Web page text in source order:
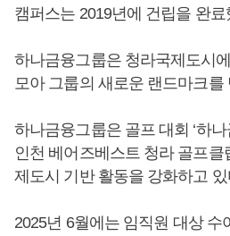
캠퍼스는 2019년에 건립을 완료
하나금융그룹은 청라국제도시
모아 그룹의 새로운 랜드마크를
하나금융그룹은 골프 대회 ‘하
인천 베어즈베스트 청라 골프
제도시 기반 활동을 강화하고 있
2025년 6월에는 임직원 대상 수